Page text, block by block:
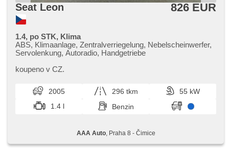
Seat Leon 826 EUR
1.4, po STK, Klima
ABS, Klimaanlage, Zentralverriegelung, Nebelscheinwerfer,
Servolenkung, Autoradio, Handgetriebe
koupeno v CZ.
2005 296 tkm
55 kW
1.4 l
Benzin
AAA Auto, Praha 8 - Čimice